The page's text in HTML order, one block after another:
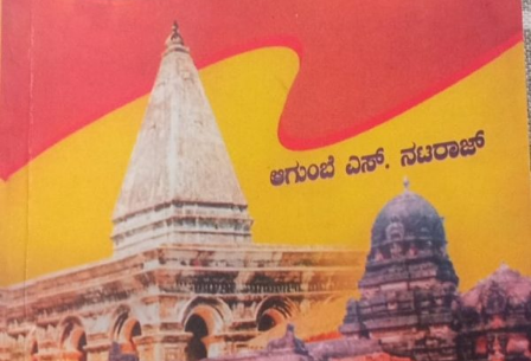
ಗೊರೂರು
ಅನಂತರಾಜು,
ಹಾಸನ.